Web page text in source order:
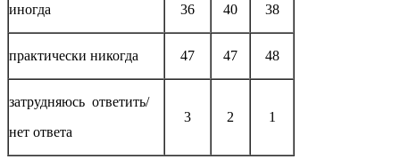
иногда 36 40 38
практически никогда 47 47 48
затрудняюсь ответить/
нет ответа
3 2 1